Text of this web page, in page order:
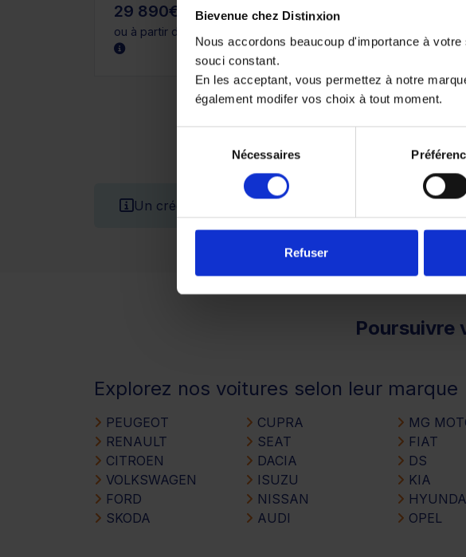
Bievenue chez Distinxion
Nous accordons beaucoup d'importance à
souci constant.
En les acceptant, vous permettez à notre
également modifer vos choix à tout moment.
consentement
Nécessaires
Refuser
29 890€
ou à partir de
15 890€
Un crédit vous engage et doit être remboursé.
Poursuivre
Explorez nos voitures selon leur marque
PEUGEOT
RENAULT
CITROEN
VOLKSWAGEN
FORD
SKODA
CUPRA
SEAT
DACIA
ISUZU
NISSAN
AUDI
MG
FIAT
DS
KIA
OPEL